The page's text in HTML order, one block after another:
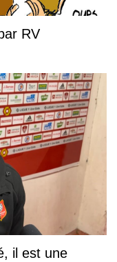
RV
il est une